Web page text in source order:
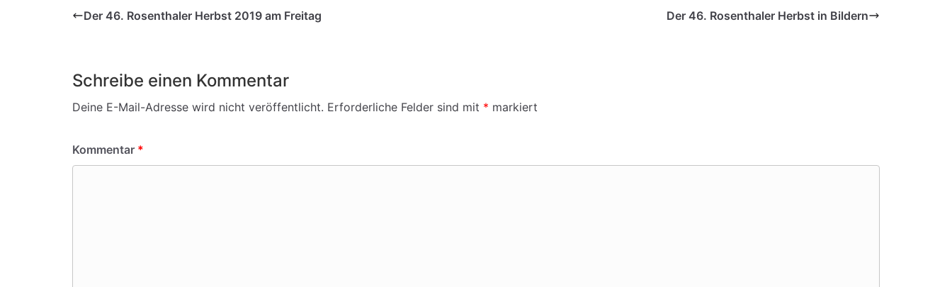
Der 46. Rosenthaler Herbst 2019 am Freitag Der 46. Rosenthaler Herbst in Bildern
Schreibe einen Kommentar
Deine E-Mail-Adresse wird nicht veröffentlicht. Erforderliche Felder sind mit * markiert
Kommentar *